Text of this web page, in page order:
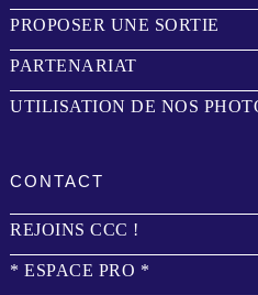
PROPOSER UNE SORTIE
PARTENARIAT
UTILISATION DE NOS
CONTACT
REJOINS CCC !
* ESPACE PRO *